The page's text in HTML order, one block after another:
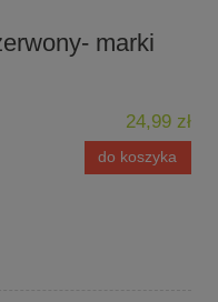
marki
24,99 zł
do koszyka